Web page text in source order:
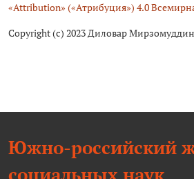
«Attribution» («Атрибуция») 4.0
Copyright (c) 2023 Диловар
Южно-российский